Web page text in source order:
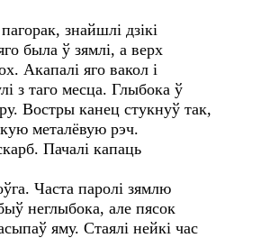
знайшлі дзікі
была ў зямлі, а верх
Акапалі яго вакол і
з таго месца. Глыбока ў
Востры канец стукнуў так,
металёвую рэч.
Пачалі капаць
Часта паролі зямлю
неглыбока, але пясок
яму. Стаялі нейкі час